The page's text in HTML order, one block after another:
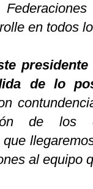
en todos
de lo
de los
al equipo